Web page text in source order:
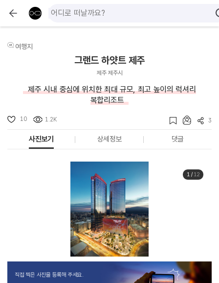
여행지
그랜드 하얏트 제주
제주 제주시
제주 시내 중심에 위치한 최대 규모, 최고 높이의 럭셔리
복합리조트
10 1.2K 3
사진보기 상세정보 댓글
1/ 12
직접 찍은 사진을 등록해 주세요.